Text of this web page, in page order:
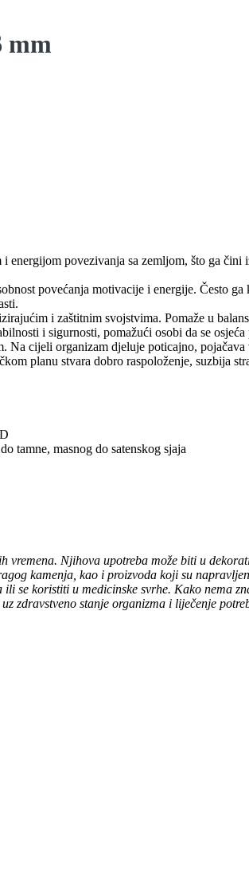
mm
povezivanja sa zemljom, što ga čini
povećanja motivacije i energije. Često ga
i zaštitnim svojstvima. Pomaže u
i sigurnosti, pomažući osobi da se
Na cijeli organizam djeluje poticajno,
planu stvara dobro raspoloženje, suzbija
masnog do satenskog sjaja
Njihova upotreba može biti u
kamenja, kao i proizvoda koji su
se koristiti u medicinske svrhe. Kako nema
zdravstveno stanje organizma i liječenje